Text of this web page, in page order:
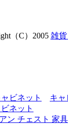
（C）2005 雑
ビネット
キャ
ネット
ン チェスト 家